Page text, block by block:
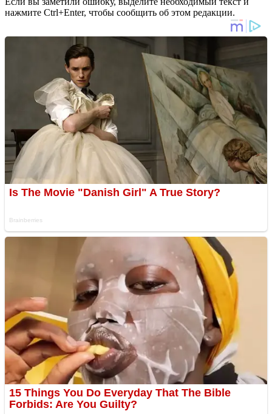
нажмите Ctrl+Enter, чтобы сообщить об этом редакции.